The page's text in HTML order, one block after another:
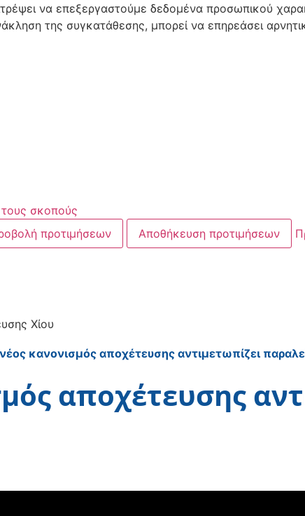
να επεξεργαστούμε δεδομένα προσωπικού
της συγκατάθεσης, μπορεί να επηρεάσει
τους σκοπούς
προτιμήσεων Αποθήκευση προτιμήσεων
Χίου
κανονισμός αποχέτευσης αντιμετωπίζει
αποχέτευσης